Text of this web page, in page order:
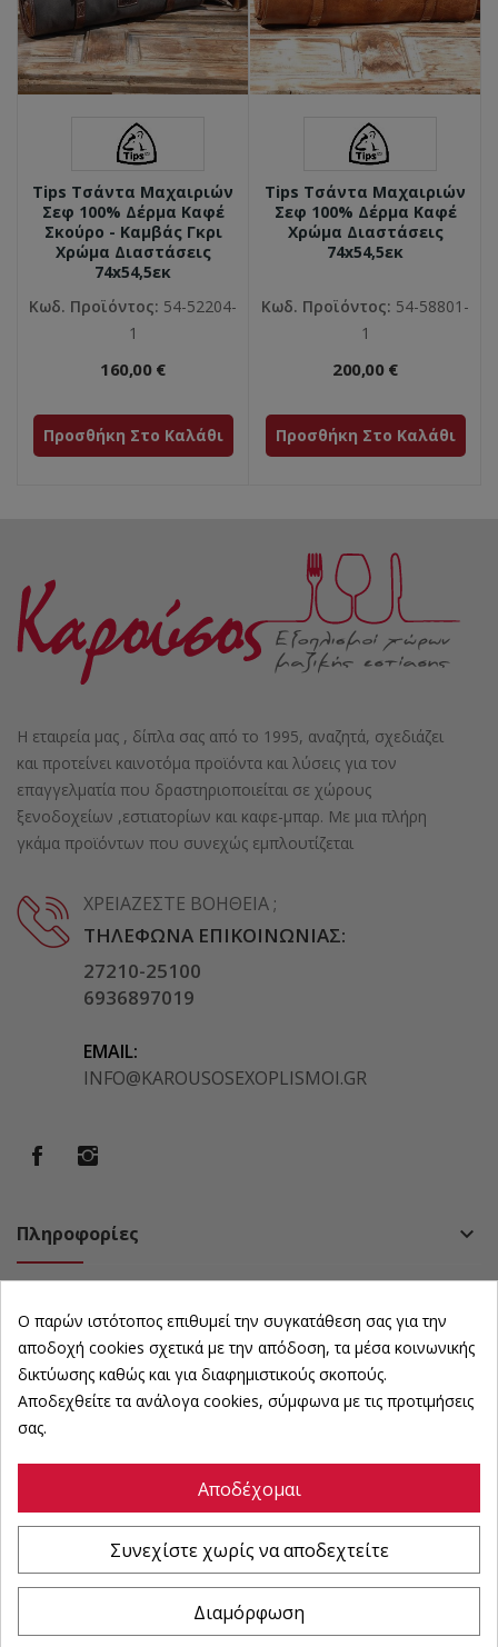
Tips Τσάντα Μαχαιριών
Σεφ 100% Δέρμα Καφέ
Σκούρο - Καμβάς Γκρι
Χρώμα Διαστάσεις
74x54,5εκ
Κωδ. Προϊόντος: 54-52204-
1
160,00 €
Προσθήκη Στο Καλάθι
Tips Τσάντα Μαχαιριών
Σεφ 100% Δέρμα Καφέ
Χρώμα Διαστάσεις
74x54,5εκ
Κωδ. Προϊόντος: 54-58801-
1
200,00 €
Προσθήκη Στο Καλάθι
Η εταιρεία μας , δίπλα σας από το 1995, αναζητά, σχεδιάζει
και προτείνει καινοτόμα προϊόντα και λύσεις για τον
επαγγελματία που δραστηριοποιείται σε χώρους
ξενοδοχείων ,εστιατορίων και καφε-μπαρ. Με μια πλήρη
γκάμα προϊόντων που συνεχώς εμπλουτίζεται
ΧΡΕΙΆΖΕΣΤΕ ΒΟΉΘΕΙΑ ;
ΤΗΛΈΦΩΝΑ ΕΠΙΚΟΙΝΩΝΊΑΣ:
27210-25100
6936897019
EMAIL:
INFO@KAROUSOSEXOPLISMOI.GR
Πληροφορίες keyboard_arrow_down
Πολιτική keyboard_arrow_down
Ωράριο Καταστήματος keyboard_arrow_down
Newsletter
©karousosexoplismoi
All Rights Reserved | Powered by :
Ο παρών ιστότοπος επιθυμεί την συγκατάθεση σας για την
αποδοχή cookies σχετικά με την απόδοση, τα μέσα κοινωνικής
δικτύωσης καθώς και για διαφημιστικούς σκοπούς.
Αποδεχθείτε τα ανάλογα cookies, σύμφωνα με τις προτιμήσεις
σας.
Αποδέχομαι
Συνεχίστε χωρίς να αποδεχτείτε
Διαμόρφωση